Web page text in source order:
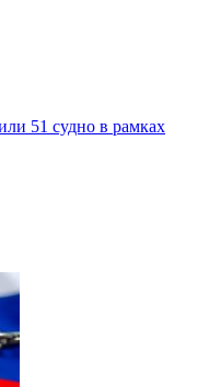
51 судно в рамках